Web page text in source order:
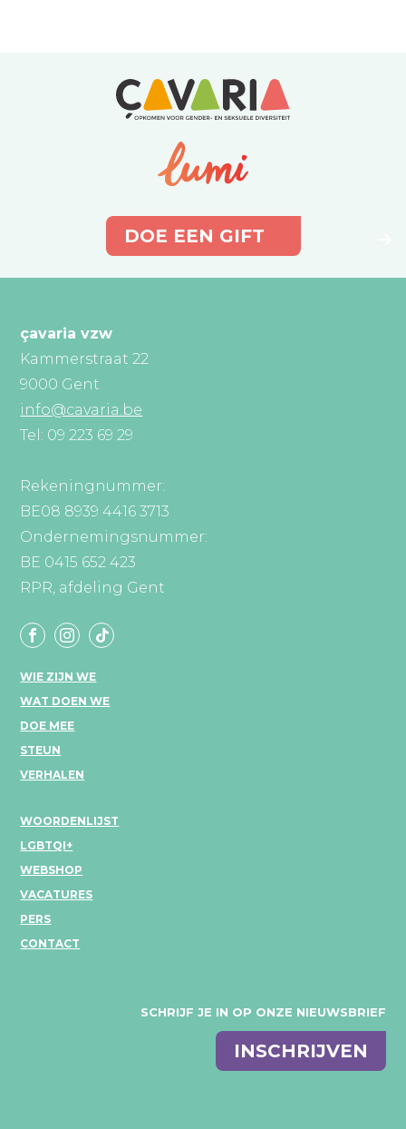
DOE EEN GIFT
çavaria vzw
Kammerstraat 22
9000 Gent
info@cavaria.be
Tel: 09 223 69 29
Rekeningnummer:
BE08 8939 4416 3713
Ondernemingsnummer:
BE 0415 652 423
RPR, afdeling Gent
WIE ZIJN WE
WAT DOEN WE
DOE MEE
STEUN
VERHALEN
WOORDENLIJST
LGBTQI+
WEBSHOP
VACATURES
PERS
CONTACT
SCHRIJF JE IN OP ONZE NIEUWSBRIEF
E-
mail
INSCHRIJVEN